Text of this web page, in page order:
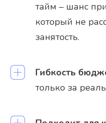
тайм – шанс
который не
занятость.
Гибкость
только за